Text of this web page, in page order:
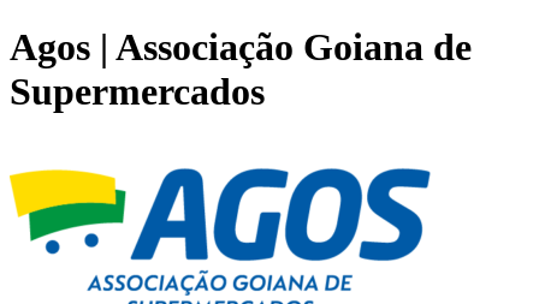
Agos | Associação Goiana de
Supermercados